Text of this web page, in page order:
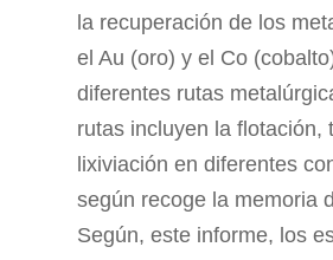
la recuperación de los
el Au (oro) y el Co
diferentes rutas
rutas incluyen la flotación,
lixiviación en diferentes
según recoge la memoria
Según, este informe, los